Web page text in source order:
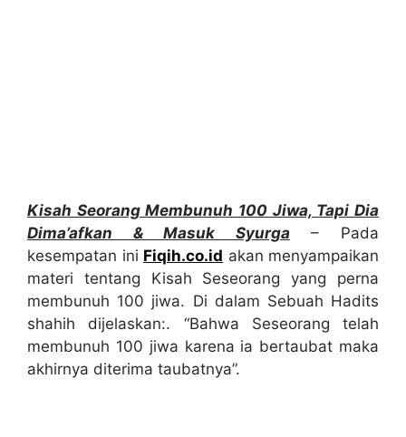
Kisah Seorang Membunuh 100 Jiwa, Tapi Dia
Dima’afkan & Masuk Syurga– Pada
kesempatan ini Fiqih.co.id akan menyampaikan
materi tentang Kisah Seseorang yang perna
membunuh 100 jiwa. Di dalam Sebuah Hadits
shahih dijelaskan:. “Bahwa Seseorang telah
membunuh 100 jiwa karena ia bertaubat maka
akhirnya diterima taubatnya”.